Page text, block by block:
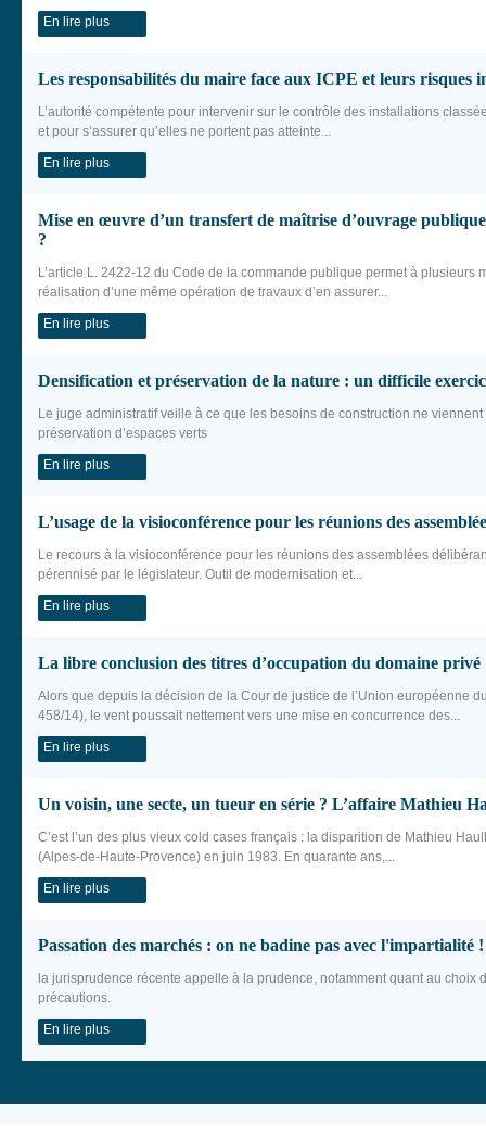
En lire plus
Les responsabilités du maire face aux ICPE et leurs risques
L’autorité compétente pour intervenir sur le contrôle des installations
et pour s’assurer qu’elles ne portent pas atteinte...
En lire plus
Mise en œuvre d’un transfert de maîtrise d’ouvrage
?
L’article L. 2422‑12 du Code de la commande publique permet à plusieurs
réalisation d’une même opération de travaux d’en assurer...
En lire plus
Densification et préservation de la nature : un difficile
Le juge administratif veille à ce que les besoins de construction ne
préservation d’espaces verts
En lire plus
L’usage de la visioconférence pour les réunions des
Le recours à la visioconférence pour les réunions des assemblées
pérennisé par le législateur. Outil de modernisation et...
En lire plus
La libre conclusion des titres d’occupation du domaine privé
Alors que depuis la décision de la Cour de justice de l’Union européenne
458/14), le vent poussait nettement vers une mise en concurrence des...
En lire plus
Un voisin, une secte, un tueur en série ? L’affaire Mathieu
C’est l’un des plus vieux cold cases français : la disparition de Mathieu
(Alpes-de-Haute-Provence) en juin 1983. En quarante ans,...
En lire plus
Passation des marchés : on ne badine pas avec l'impartialité !
la jurisprudence récente appelle à la prudence, notamment quant au choix
précautions.
En lire plus